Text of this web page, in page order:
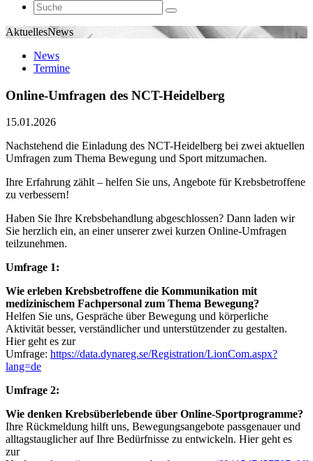
AktuellesNews
News
Termine
Online-Umfragen des NCT-Heidelberg
15.01.2026
Nachstehend die Einladung des NCT-Heidelberg bei zwei aktuellen
Umfragen zum Thema Bewegung und Sport mitzumachen.
Ihre Erfahrung zählt – helfen Sie uns, Angebote für Krebsbetroffene
zu verbessern!
Haben Sie Ihre Krebsbehandlung abgeschlossen? Dann laden wir
Sie herzlich ein, an einer unserer zwei kurzen Online-Umfragen
teilzunehmen.
Umfrage 1:
Wie erleben Krebsbetroffene die Kommunikation mit
medizinischem Fachpersonal zum Thema Bewegung?
Helfen Sie uns, Gespräche über Bewegung und körperliche
Aktivität besser, verständlicher und unterstützender zu gestalten.
Hier geht es zur
Umfrage: https://data.dynareg.se/Registration/LionCom.aspx?
lang=de
Umfrage 2:
Wie denken Krebsüberlebende über Online-Sportprogramme?
Ihre Rückmeldung hilft uns, Bewegungsangebote passgenauer und
alltagstauglicher auf Ihre Bedürfnisse zu entwickeln. Hier geht es
zur